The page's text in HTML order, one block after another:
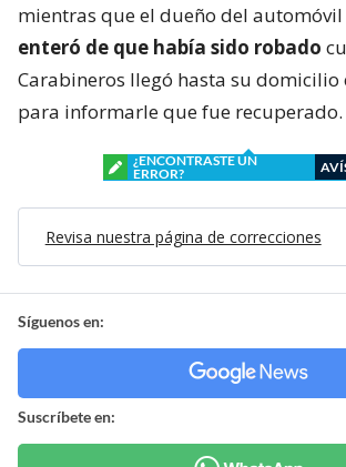
mientras que el dueño del automóvil
enteró de que había sido robado
Carabineros llegó hasta su domicilio
para informarle que fue recuperado.
¿ENCONTRASTE UN
ERROR?
Revisa nuestra página de correcciones
Síguenos en:
Suscríbete en: